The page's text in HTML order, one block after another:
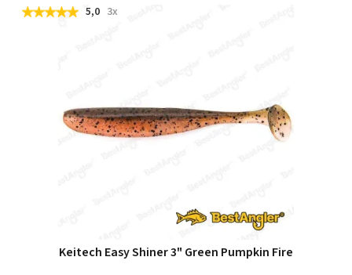
5,0 3x
Keitech Easy Shiner 3" Green Pumpkin Fire